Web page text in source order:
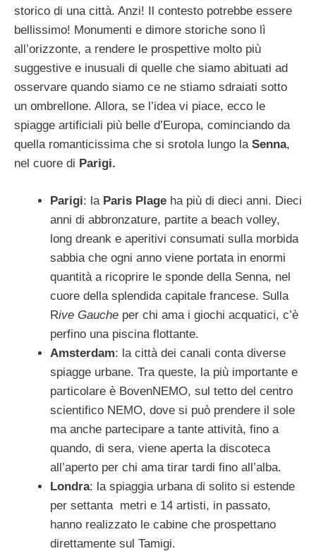
storico di una città. Anzi! Il contesto potrebbe essere
bellissimo! Monumenti e dimore storiche sono lì
all’orizzonte, a rendere le prospettive molto più
suggestive e inusuali di quelle che siamo abituati ad
osservare quando siamo ce ne stiamo sdraiati sotto
un ombrellone. Allora, se l’idea vi piace, ecco le
spiagge artificiali più belle d’Europa, cominciando da
quella romanticissima che si srotola lungo la Senna,
nel cuore di Parigi.
Parigi: la Paris Plage ha più di dieci anni. Dieci
anni di abbronzature, partite a beach volley,
long dreank e aperitivi consumati sulla morbida
sabbia che ogni anno viene portata in enormi
quantità a ricoprire le sponde della Senna, nel
cuore della splendida capitale francese. Sulla
Rive Gauche per chi ama i giochi acquatici, c’è
perfino una piscina flottante.
Amsterdam: la città dei canali conta diverse
spiagge urbane. Tra queste, la più importante e
particolare è BovenNEMO, sul tetto del centro
scientifico NEMO, dove si può prendere il sole
ma anche partecipare a tante attività, fino a
quando, di sera, viene aperta la discoteca
all’aperto per chi ama tirar tardi fino all’alba.
Londra: la spiaggia urbana di solito si estende
per settanta metri e 14 artisti, in passato,
hanno realizzato le cabine che prospettano
direttamente sul Tamigi.